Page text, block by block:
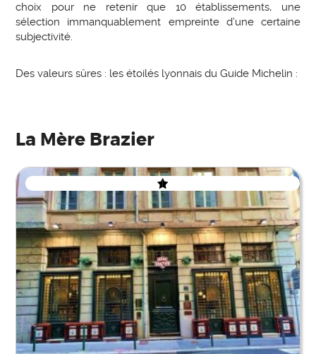
choix pour ne retenir que 10 établissements, une
sélection immanquablement empreinte d’une certaine
subjectivité.
Des valeurs sûres : les étoilés lyonnais du Guide Michelin :
La Mère Brazier